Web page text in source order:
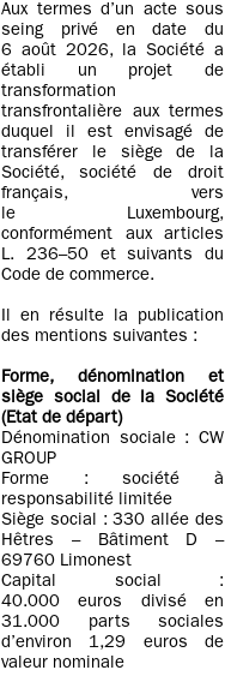
Aux termes d’un acte sous
seing privé en date du
6 août 2026, la Société a
établi un projet de
transformation
transfrontalière aux termes
duquel il est envisagé de
transférer le siège de la
Société, société de droit
français, vers
le Luxembourg,
conformément aux articles
L. 236–50 et suivants du
Code de commerce.
Il en résulte la publication
des mentions suivantes :
Forme, dénomination et
siège social de la Société
(Etatde départ)
Dénomination sociale : CW
GROUP
Forme : société à
responsabilité limitée
Siège social : 330 allée des
Hêtres – Bâtiment D –
69760 Limonest
Capital social :
40.000 euros divisé en
31.000 parts sociales
d’environ 1,29 euros de
valeur nominale